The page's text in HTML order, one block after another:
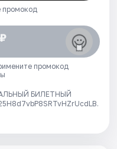
промокод
промокод
БИЛЕТНЫЙ